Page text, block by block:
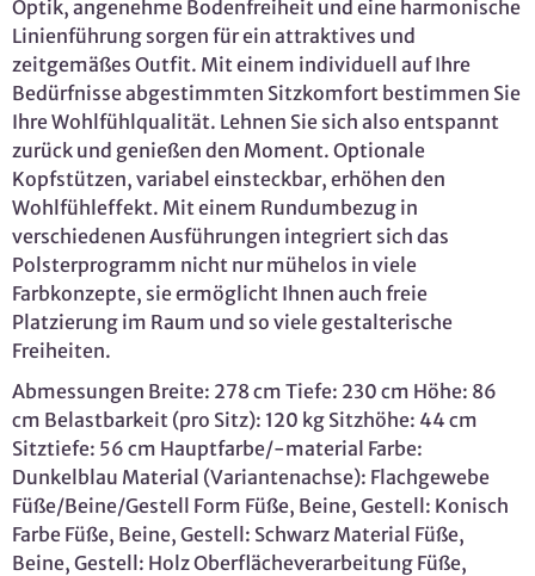
Optik, angenehme Bodenfreiheit und eine harmonische
Linienführung sorgen für ein attraktives und
zeitgemäßes Outfit. Mit einem individuell auf Ihre
Bedürfnisse abgestimmten Sitzkomfort bestimmen Sie
Ihre Wohlfühlqualität. Lehnen Sie sich also entspannt
zurück und genießen den Moment. Optionale
Kopfstützen, variabel einsteckbar, erhöhen den
Wohlfühleffekt. Mit einem Rundumbezug in
verschiedenen Ausführungen integriert sich das
Polsterprogramm nicht nur mühelos in viele
Farbkonzepte, sie ermöglicht Ihnen auch freie
Platzierung im Raum und so viele gestalterische
Freiheiten.
Abmessungen Breite: 278 cm Tiefe: 230 cm Höhe: 86
cm Belastbarkeit (pro Sitz): 120 kg Sitzhöhe: 44 cm
Sitztiefe: 56 cm Hauptfarbe/-material Farbe:
Dunkelblau Material (Variantenachse): Flachgewebe
Füße/Beine/Gestell Form Füße, Beine, Gestell: Konisch
Farbe Füße, Beine, Gestell: Schwarz Material Füße,
Beine, Gestell: Holz Oberflächeverarbeitung Füße,